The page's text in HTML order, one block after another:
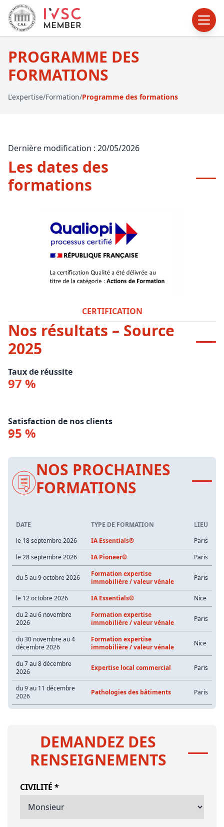
PROGRAMME DES
FORMATIONS
L'expertise/Formation/Programme des formations
Dernière modification : 20/05/2026
Les dates des
formations
CERTIFICATION
Nos résultats – Source
2025
Taux de réussite
97 %
Satisfaction de nos clients
95 %
NOS PROCHAINES
FORMATIONS
DATE TYPE DE FORMATION
LIEU
le 18 septembre 2026
IA Essentials®
Paris
le 28 septembre 2026
IA Pioneer® Paris
du 5 au 9 octobre 2026
Formation expertise
immobilière / valeur vénale
Paris
le 12 octobre 2026 IA Essentials®
Nice
du 2 au 6 novembre
2026
Formation expertise
immobilière / valeur vénale
Paris
du 30 novembre au 4
décembre 2026
Formation expertise
immobilière / valeur vénale
Nice
du 7 au 8 décembre
2026
Expertise local commercial Paris
du 9 au 11 décembre
2026
Pathologies des bâtiments Paris
DEMANDEZ DES
RENSEIGNEMENTS
CIVILITÉ *